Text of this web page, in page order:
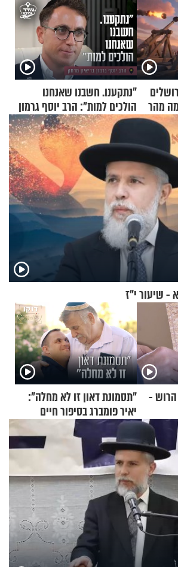
מהר
"נתקענו. חשבנו שאנחנו
הולכים למות": הרב יוסף גרמון
בריאיון מרתק
- שיעור י"ז
-
"תסמונת דאון זו לא מחלה":
יאיר פומברג בסיפור חיים
מעורר השראה